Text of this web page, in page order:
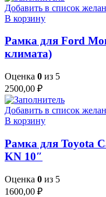
Добавить в список
В корзину
Рамка для Ford
климата)
Оценка 0 из 5
2500,00 ₽
Добавить в список
В корзину
Рамка для Toyota
KN 10″
Оценка 0 из 5
1600,00 ₽